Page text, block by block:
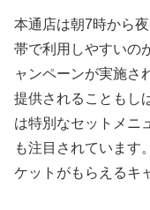
本通店は朝7時から
帯で利用しやすいの
ャンペーンが実施さ
提供されることもし
は特別なセットメニ
も注目されています
ケットがもらえるキ